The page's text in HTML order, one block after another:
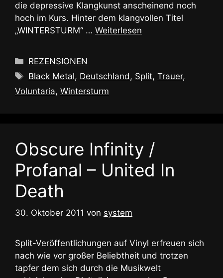
die depressive Klangkunst anscheinend noch
hoch im Kurs. Hinter dem klangvollen Titel
„WINTERSTURM“ … Weiterlesen
Kategorien
REZENSIONEN
Schlagwörter
Black Metal, Deutschland, Split,Trauer,
Voluntaria, Wintersturm
Obscure Infinity /
Profanal – United In
Death
30. Oktober 2011 von system
Split-Veröffentlichungen auf Vinyl erfreuen sich
nach wie vor großer Beliebtheit und trotzen
tapfer dem sich durch die Musikwelt